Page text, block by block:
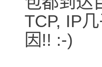
TCP, IP
因!! :-)